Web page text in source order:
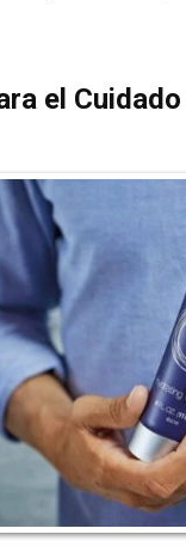
el Cuidado